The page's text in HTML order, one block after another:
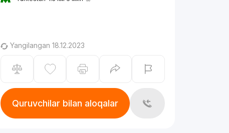
Yangilangan 18.12.2023
Quruvchilar bilan aloqalar